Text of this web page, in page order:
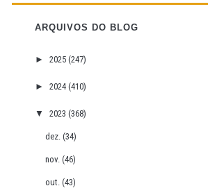
ARQUIVOS DO BLOG
► 2025 (247)
► 2024 (410)
▼ 2023 (368)
dez.(34)
nov.(46)
out.(43)